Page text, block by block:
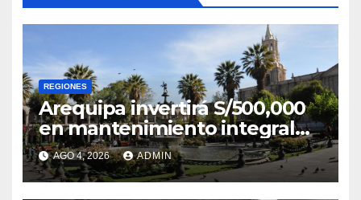
REGIONES
Arequipa invertirá S/500,000
en mantenimiento integral
de la Plaza de Armas
AGO 4, 2026 ADMIN